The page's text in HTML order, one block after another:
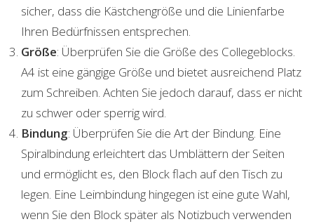
sicher, dass die Kästchengröße und die Linienfarbe
Ihren Bedürfnissen entsprechen.
Größe: Überprüfen Sie die Größe des Collegeblocks.
A4 ist eine gängige Größe und bietet ausreichend Platz
zum Schreiben. Achten Sie jedoch darauf, dass er nicht
zu schwer oder sperrig wird.
Bindung: Überprüfen Sie die Art der Bindung. Eine
Spiralbindung erleichtert das Umblättern der Seiten
und ermöglicht es, den Block flach auf den Tisch zu
legen. Eine Leimbindung hingegen ist eine gute Wahl,
wenn Sie den Block später als Notizbuch verwenden